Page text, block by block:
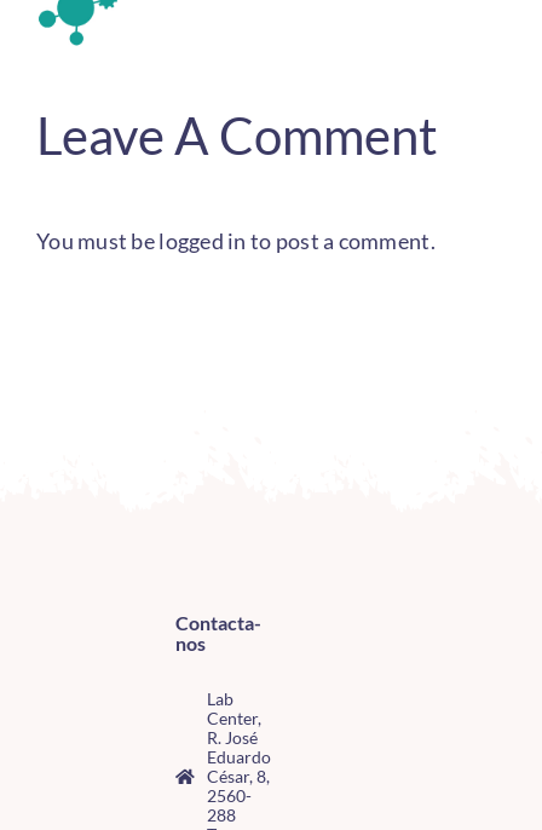
Leave A Comment
You must belogged in to post a comment.
Contacta-
nos
Lab
Center,
R. José
Eduardo
César, 8,
2560-
288